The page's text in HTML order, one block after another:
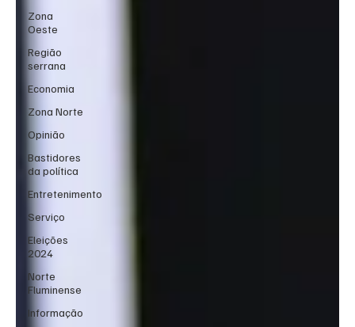
Zona
Oeste
Região
serrana
Economia
Zona Norte
Opinião
Bastidores
da política
Entretenimento
Serviço
Eleições
2024
Norte
Fluminense
Informação